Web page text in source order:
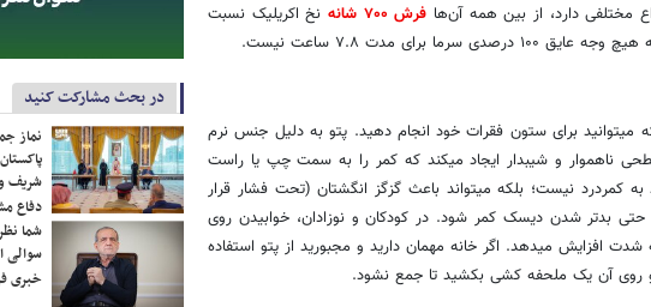
دارد، از بین همه آن‌ها فرش ۷۰۰ شانه
نخ اکریلیک نسبت
برای مدت ۷.۸ ساعت نیست.
میتوانید برای ستون فقرات خود انجام دهید. پتو به دلیل جنس نرم
ناهموار و شیبدار ایجاد میکند که کمر را به سمت چپ یا راست
کمردرد نیست؛ بلکه میتواند باعث گزگز انگشتان (تحت فشار قرار
بدتر شدن دیسک کمر شود. در کودکان و نوزادان، خوابیدن روی
افزایش میدهد. اگر خانه مهمان دارید و مجبورید از پتو استفاده
و روی آن یک ملحفه کشی بکشید تا جمع نشود.
در بحث مشارکت کنید
نماز
شریف
دفاع
شما
خبری